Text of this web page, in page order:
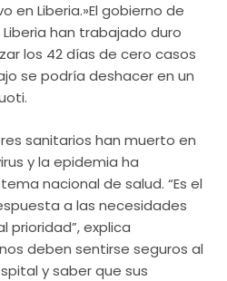
en Liberia.»El gobierno de
han trabajado duro
los 42 días de cero casos
se podría deshacer en un
sanitarios han muerto en
y la epidemia ha
nacional de salud. “Es el
a las necesidades
prioridad”, explica
deben sentirse seguros al
y saber que sus